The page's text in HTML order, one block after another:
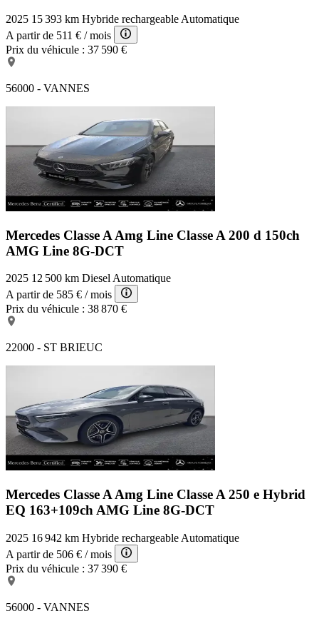
2025 15 393 km Hybride rechargeable Automatique
A partir de 511 € / mois
Prix du véhicule : 37 590 €
56000 - VANNES
Mercedes Classe A Amg Line Classe A 200 d 150ch
AMG Line 8G-DCT
2025 12 500 km DieselAutomatique
A partir de 585 € / mois
Prix du véhicule : 38 870 €
22000 - ST BRIEUC
Mercedes Classe A Amg Line Classe A 250 e Hybrid
EQ 163+109ch AMG Line 8G-DCT
2025 16 942 km Hybride rechargeable Automatique
A partir de 506 € / mois
Prix du véhicule : 37 390 €
56000 - VANNES